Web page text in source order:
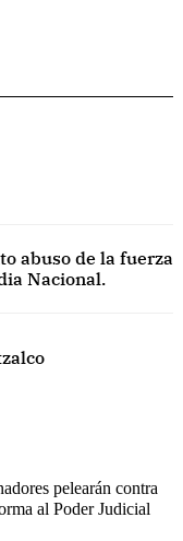
abuso de la fuerza
Nacional.
pelearán contra
al Poder Judicial